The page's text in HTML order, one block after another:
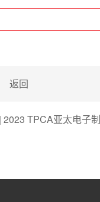
返回
2023 TPCA亚太电子